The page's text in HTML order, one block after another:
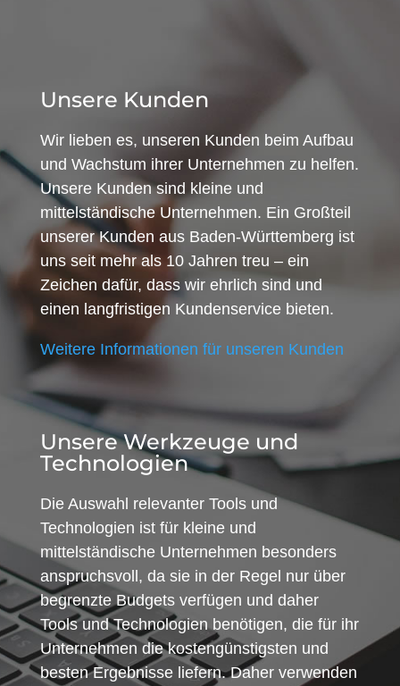
Unsere Kunden
Wir lieben es, unseren Kunden beim Aufbau
und Wachstum ihrer Unternehmen zu helfen.
Unsere Kunden sind kleine und
mittelständische Unternehmen. Ein Großteil
unserer Kunden aus Baden-Württemberg ist
uns seit mehr als 10 Jahren treu – ein
Zeichen dafür, dass wir ehrlich sind und
einen langfristigen Kundenservice bieten.
Weitere Informationen für unseren Kunden
Unsere Werkzeuge und
Technologien
Die Auswahl relevanter Tools und
Technologien ist für kleine und
mittelständische Unternehmen besonders
anspruchsvoll, da sie in der Regel nur über
begrenzte Budgets verfügen und daher
Tools und Technologien benötigen, die für ihr
Unternehmen die kostengünstigsten und
besten Ergebnisse liefern. Daher verwenden